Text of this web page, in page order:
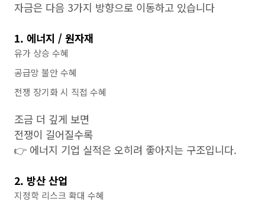
자금은 다음 3가지 방향으로 이동하고 있습니다
1. 에너지 / 원자재
유가 상승 수혜
공급망 불안 수혜
전쟁 장기화 시 직접 수혜
조금 더 깊게 보면
전쟁이 길어질수록
👉 에너지 기업 실적은 오히려 좋아지는 구조입니다.
2. 방산 산업
지정학 리스크 확대 수혜